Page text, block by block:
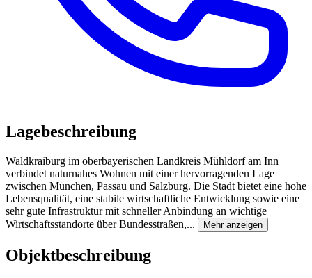
Lagebeschreibung
Waldkraiburg im oberbayerischen Landkreis Mühldorf am Inn
verbindet naturnahes Wohnen mit einer hervorragenden Lage
zwischen München, Passau und Salzburg. Die Stadt bietet eine hohe
Lebensqualität, eine stabile wirtschaftliche Entwicklung sowie eine
sehr gute Infrastruktur mit schneller Anbindung an wichtige
Wirtschaftsstandorte über Bundesstraßen,...
Mehr anzeigen
Objektbeschreibung